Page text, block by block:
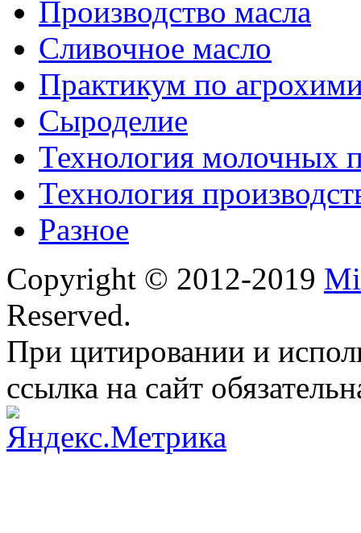
Производство масла
Сливочное масло
Практикум по
Сыроделие
Технология молочных
Технология
Разное
Copyright © 2012-2019
Reserved.
При цитировании и
ссылка на сайт